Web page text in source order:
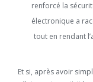
renforcé la
électronique a
tout en rendant
Et si, après avoir